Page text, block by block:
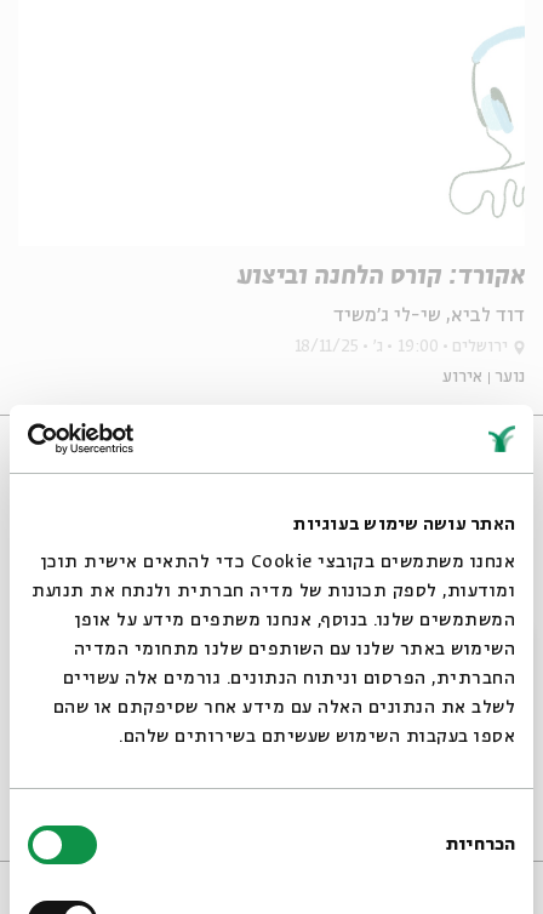
האתר עושה שימוש בעוגיות
אנחנו משתמשים בקובצי Cookie כדי להתאים אישית תוכן
ומודעות, לספק תכונות של מדיה חברתית ולנתח את תנועת
המשתמשים שלנו. בנוסף, אנחנו משתפים מידע על אופן
השימוש באתר שלנו עם השותפים שלנו מתחומי המדיה
החברתית, הפרסום וניתוח הנתונים. גורמים אלה עשויים
לשלב את הנתונים האלה עם מידע אחר שסיפקתם או שהם
אספו בעקבות השימוש שעשיתם בשירותים שלהם.
הסכמה
הכרחיות
אקורד: קורס הלחנה וביצוע
דוד לביא, שי-לי ג'משיד
נוער אירוע
ירושלים 19:00 ג' 18/11/25
ירושלים 18:00 ד' 03/12/25
סגור